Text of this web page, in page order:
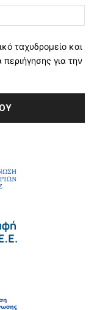
ταχυδρομείο και
για την